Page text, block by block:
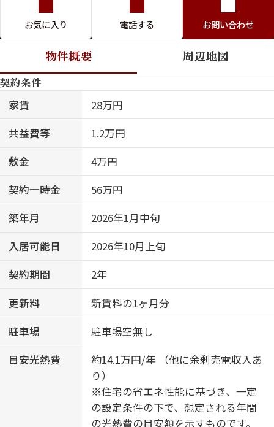
お気に入り 電話する お問い合わせ
物件概要 周辺地図
契約条件
家賃
28万円
共益費等
1.2万円
敷金
4万円
契約一時金
56万円
築年月
2026年1月中旬
入居可能日
2026年10月上旬
契約期間
2年
更新料
新賃料の1ヶ月分
駐車場
駐車場空無し
目安光熱費
約14.1万円/年 （他に余剰売電収入あ
り）
※住宅の省エネ性能に基づき、一定
の設定条件の下で、想定される年間
の光熱費の目安額を示すものです。